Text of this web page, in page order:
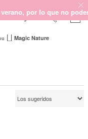
por lo que no
Magic Nature